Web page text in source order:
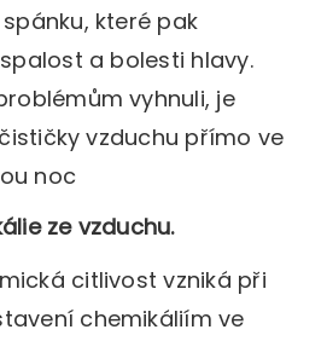
které pak
a bolesti hlavy.
vyhnuli, je
vzduchu přímo ve
noc
ze vzduchu.
citlivost vzniká při
chemikáliím ve